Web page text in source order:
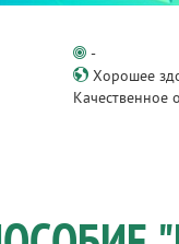
-
Хорошее
Качественное